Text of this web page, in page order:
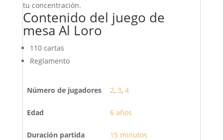
tu concentración.
Contenido del juego de
mesa Al Loro
110 cartas
Reglamento
Número de jugadores 2, 3, 4
Edad 6 años
Duración partida 15 minutos